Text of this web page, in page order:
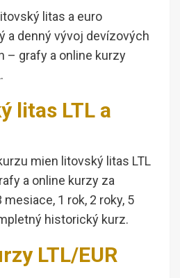
litas a euro
a denný vývoj devízových
– grafy a online kurzy
litas LTL a
mien litovský litas LTL
a online kurzy za
1 rok, 2 roky, 5
historický kurz.
LTL/EUR